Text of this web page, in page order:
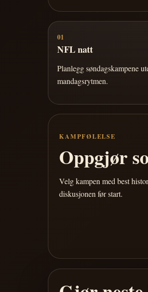
01
NFL natt
Planlegg søndagskampene
mandagsrytmen.
KAMPFØLELSE
Oppgjør
Velg kampen med best
diskusjonen før start.